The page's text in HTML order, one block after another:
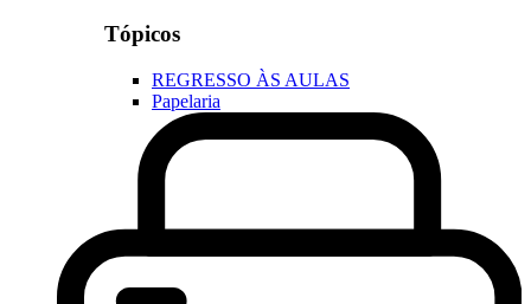
Tópicos
REGRESSO ÀS AULAS
Papelaria